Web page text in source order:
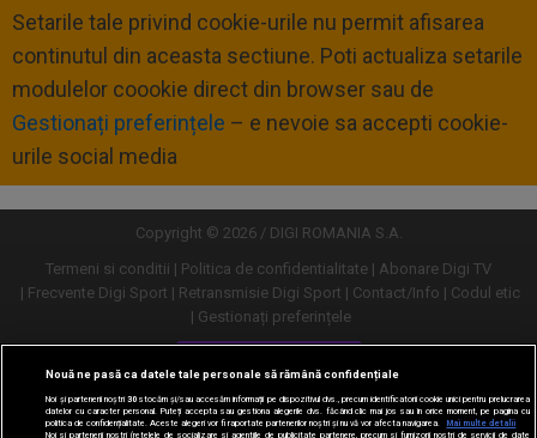
Setarile tale privind cookie-urile nu permit afisarea
continutul din aceasta sectiune. Poti actualiza setarile
modulelor coookie direct din browser sau de
Gestionați preferințele – e nevoie sa accepti cookie-
urile social media
Copyright © 2026 / DIGI ROMANIA S.A.
Termeni si conditii
Politica de confidentialitate
Abonare Digi TV
Frecvente Digi Sport
Retransmisie Digi Sport Contact/Info
Codul etic
Gestionați preferințele
Versiune desktop
Nouă ne pasă ca datele tale personale să rămână confidențiale
Noi și partenerii noștri30stocăm și/sau accesăm informații pe dispozitivul dvs., precum identificatorii cookie unici pentru prelucrarea
datelor cu caracter personal. Puteți accepta sau gestiona alegerile dvs. făcând clic mai jos sau în orice moment, pe pagina cu
politica de confidențialitate. Aceste alegeri vor fi raportate partenerilor noștri și nu vă vor afecta navigarea.
Mai multe detalii
Noi si partenerii nostri (retelele de socializare si agentiile de publicitate partenere, precum si furnizorii nostri de servicii de date